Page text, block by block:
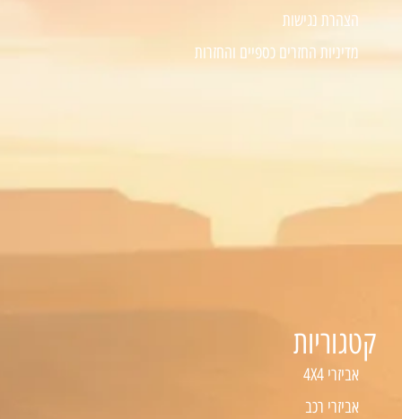
הצהרת נגישות
מדיניות החזרים כספיים והחזרות
קטגוריות
אביזרי 4X4
אביזרי רכב